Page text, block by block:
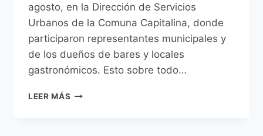
agosto, en la Dirección de Servicios
Urbanos de la Comuna Capitalina, donde
participaron representantes municipales y
de los dueños de bares y locales
gastronómicos. Esto sobre todo…
LEER MÁS AUTORIDADES